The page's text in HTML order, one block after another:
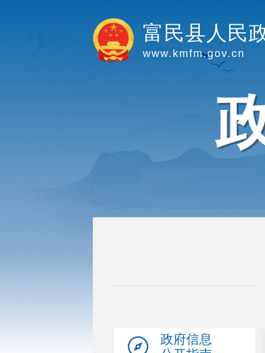
富民县人民
www.kmfm.gov.cn
政府信息